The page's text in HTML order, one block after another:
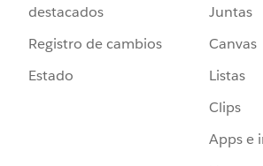
destacados
Registro de cambios
Estado
Juntas
Canvas
Listas
Clips
Apps e